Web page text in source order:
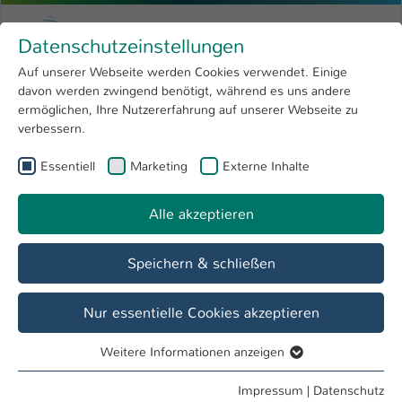
Menu
Forschung 4
Open submenu
Hochschule
International
Zum Hauptinhalt springen
Hochschule Kaiserslautern
Sie sind hier:
Labore
Fachbereich
Übersicht Studieninteressierte Studierende
Labor H 0.014, H 0.017 - Werkstoffprüfung
Forschungsthemen
Mikroskopie
Datenschutzeinstellungen
Auf unserer Webseite werden Cookies verwendet. Einige
davon werden zwingend benötigt, während es uns andere
ermöglichen, Ihre Nutzererfahrung auf unserer Webseite zu
verbessern.
Essentiell Marketing Externe Inhalte
Alle akzeptieren
Speichern & schließen
Nur essentielle Cookies akzeptieren
Essentielle Cookies werden für grundlegende Funktionen
Weitere Informationen anzeigen
Impressum | Datenschutz